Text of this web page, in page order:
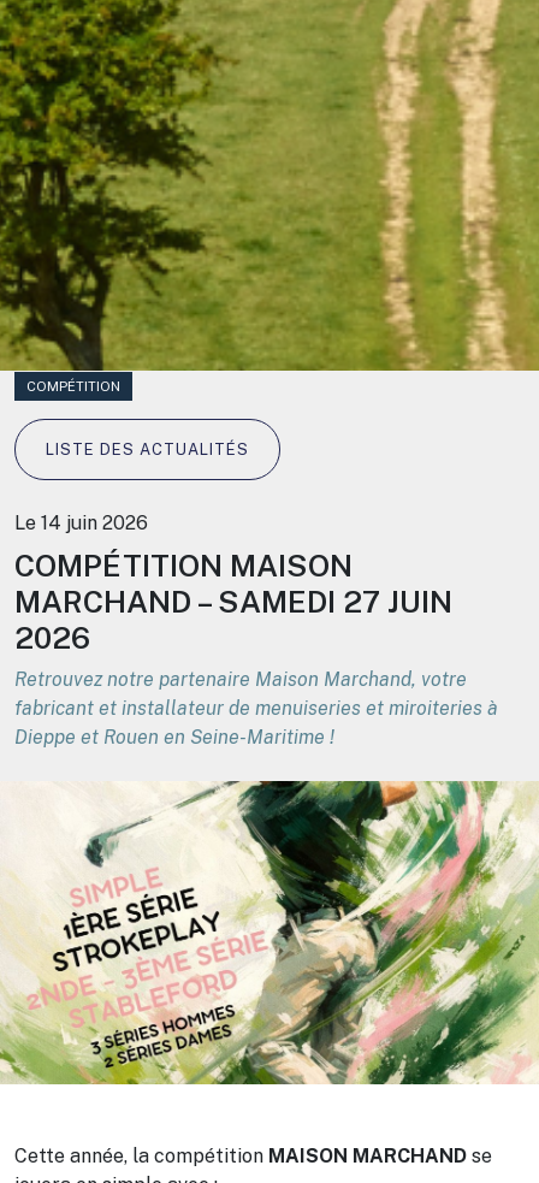
COMPÉTITION
LISTE DES ACTUALITÉS
Le 14 juin 2026
COMPÉTITION MAISON
MARCHAND – SAMEDI 27 JUIN
2026
Retrouvez notre partenaire Maison Marchand, votre
fabricant et installateur de menuiseries et miroiteries à
Dieppe et Rouen en Seine-Maritime !
Cette année, la compétition MAISON MARCHAND se